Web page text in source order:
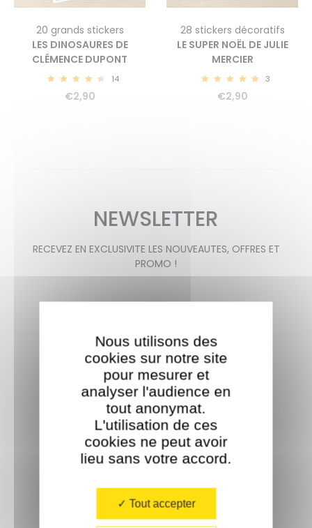
20 grands stickers
LES DINOSAURES DE
CLÉMENCE DUPONT
14
€2,90
28 stickers décoratifs
LE SUPER NOËL DE JULIE
MERCIER
3
€2,90
NEWSLETTER
RECEVEZ EN EXCLUSIVITE LES NOUVEAUTES, OFFRES ET
PROMO !
Livraison offerte
À partir de 35€ d'achat.
Nous utilisons des
cookies sur notre site
pour mesurer et
analyser l'audience en
tout anonymat.
L'utilisation de ces
cookies ne peut avoir
lieu sans votre accord.​
Tout accepter